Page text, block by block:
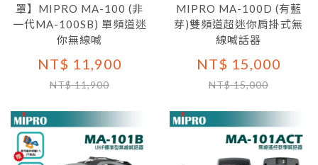
罩】MIPRO MA-100 (非
一代MA-100SB) 單頻道迷
你無線喊
NT$ 11,900
NT$ 11,900
MIPRO MA-100D (有藍
芽)雙頻道超迷你肩掛式無
線喊話器
NT$ 15,000
NT$ 15,000